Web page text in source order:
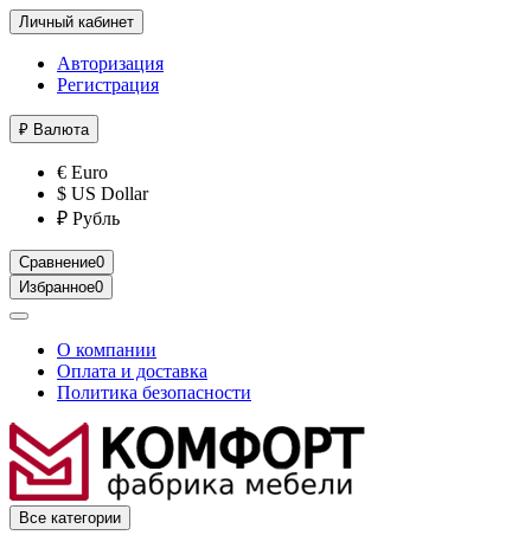
Личный кабинет
Авторизация
Регистрация
₽ Валюта
€ Euro
$ US Dollar
₽ Рубль
Сравнение0
Избранное0
О компании
Оплата и доставка
Политика безопасности
Все категории